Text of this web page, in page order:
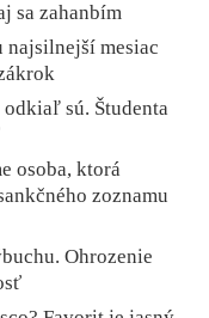
sa zahanbím
najsilnejší mesiac
sú. Študenta
osoba, ktorá
zoznamu
Ohrozenie